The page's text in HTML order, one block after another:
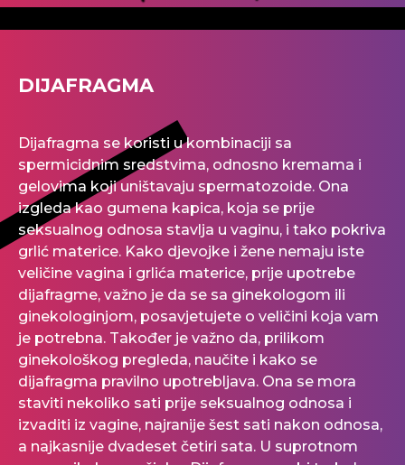
DIJAFRAGMA
Dijafragma se koristi u kombinaciji sa
spermicidnim sredstvima, odnosno kremama i
gelovima koji uništavaju spermatozoide. Ona
izgleda kao gumena kapica, koja se prije
seksualnog odnosa stavlja u vaginu, i tako pokriva
grlić materice. Kako djevojke i žene nemaju iste
veličine vagina i grlića materice, prije upotrebe
dijafragme, važno je da se sa ginekologom ili
ginekologinjom, posavjetujete o veličini koja vam
je potrebna. Također je važno da, prilikom
ginekološkog pregleda, naučite i kako se
dijafragma pravilno upotrebljava. Ona se mora
staviti nekoliko sati prije seksualnog odnosa i
izvaditi iz vagine, najranije šest sati nakon odnosa,
a najkasnije dvadeset četiri sata. U suprotnom